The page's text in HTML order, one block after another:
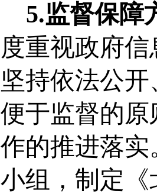
5.监督保障
度重视政府
坚持依法公
便于监督的原
作的推进落实
小组
， 制定《